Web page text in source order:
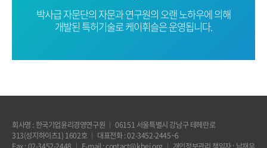
박사급 자문단의 자문과 연구원의 오랜노하우에 의해
개발된 특허기술로케이휘슬은 운영됩니다.
회사명 : 한국기업윤리경영연구원
06151 서울특별시 강남구 테헤란로
313(성지하이츠1) 1602호
대표전화 : 02-3452-2445~6